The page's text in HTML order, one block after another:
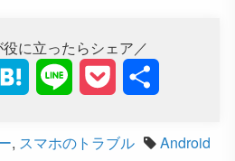
に立ったらシェア／
t
n
c
, スマホのトラブル Android